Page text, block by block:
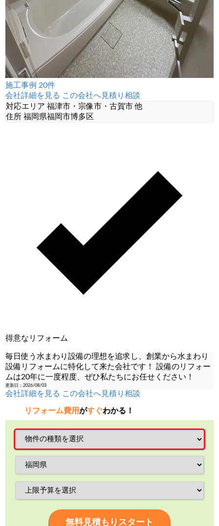
施工事例 20件
会社詳細を見る この会社へ見積り相談
対応エリア 福津市・宗像市・古賀市 他
住所 福岡県福岡市博多区
得意なリフォーム
毎日使う水まわり設備の理想を追求し、創業から水まわり
設備リフォームに特化して来た会社です！ 設備のリフォー
ムは20年に一度程度、ぜひ私たちにお任せください！
更新日：2026/08/03
会社詳細を見る この会社へ見積り相談
リフォーム費用がすぐわかる！
無料見積もりスタート